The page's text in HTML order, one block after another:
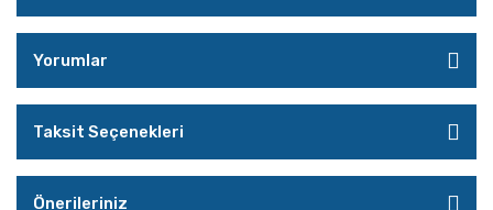
Yorumlar
Taksit Seçenekleri
Önerileriniz